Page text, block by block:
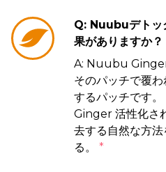
Q: Nuubuデトッ
果がありますか？
A: Nuubu Ginger
そのパッチで覆
するパッチです
Ginger 活性化さ
去する自然な方
る。 *